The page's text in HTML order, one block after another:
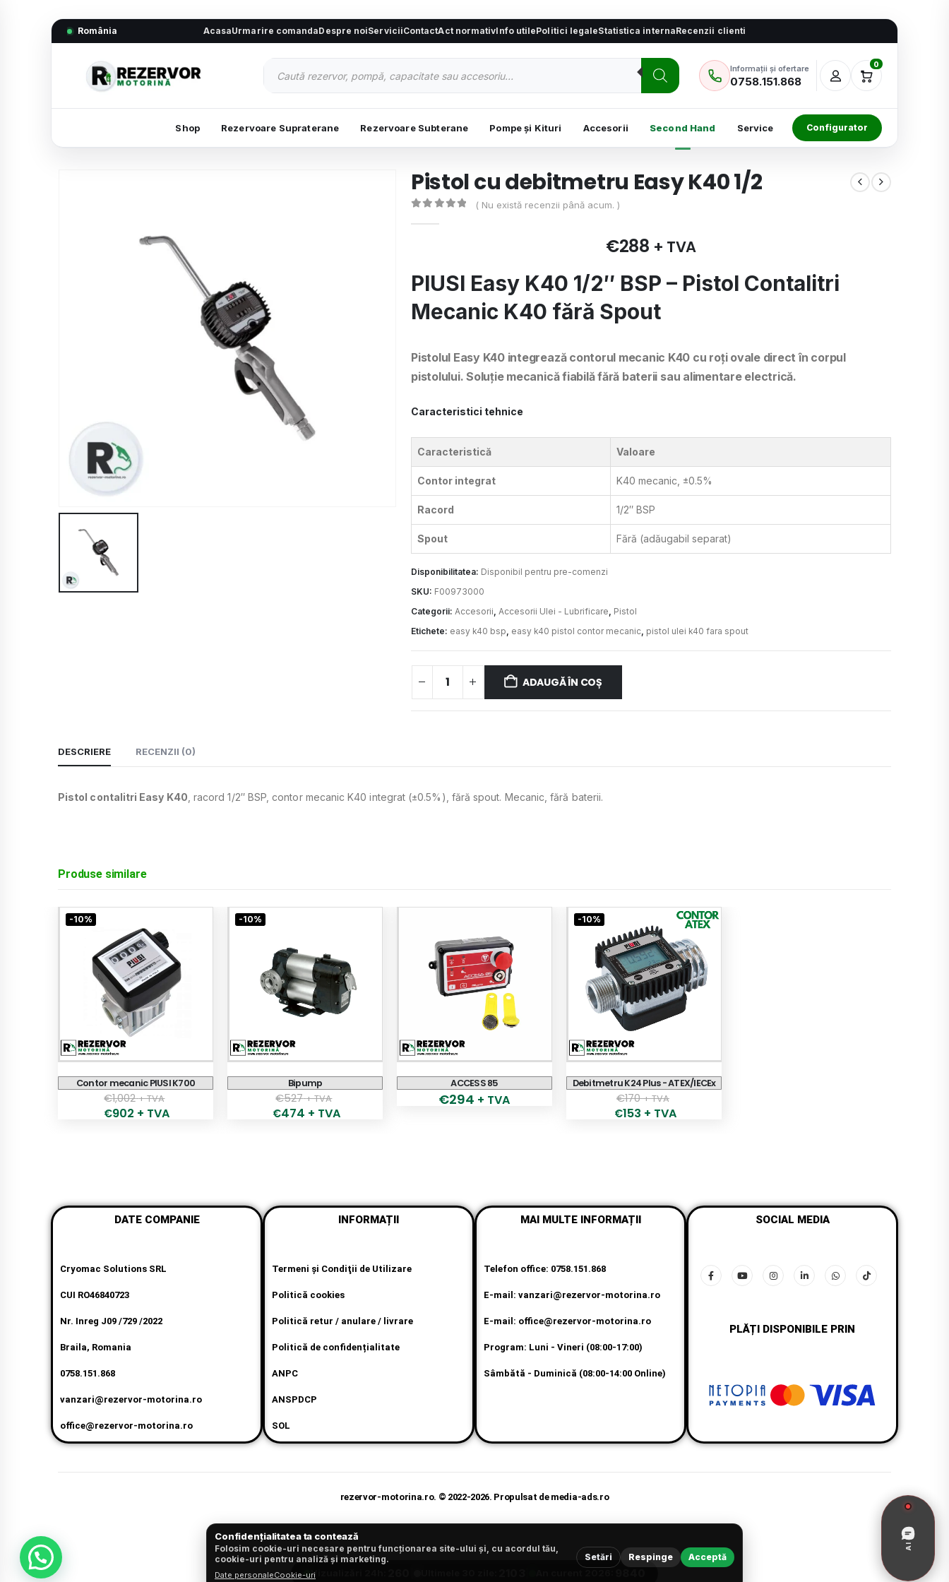
România AcasaUrmarire comandaDespre noiServiciiContactAct normativInfo utilePolitici legaleStatistica internaRecenzii clienti
Informații și ofertare
0758.151.868
0
Shop Rezervoare Supraterane Rezervoare Subterane Pompe și Kituri Accesorii Second Hand Service Configurator
Pistol cu debitmetru Easy K40 1/2
( Nu există recenzii până acum. )
€288 + TVA
PIUSI Easy K40 1/2″ BSP – Pistol Contalitri
Mecanic K40 fără Spout
Pistolul Easy K40 integrează contorul mecanic K40 cu roți ovale direct în corpul
pistolului. Soluție mecanică fiabilă fără baterii sau alimentare electrică.
Caracteristici tehnice
Caracteristică Valoare
Contor integrat K40 mecanic, ±0.5%
Racord 1/2″ BSP
Spout Fără (adăugabil separat)
Disponibilitatea: Disponibil pentru pre-comenzi
SKU: F00973000
Categorii: Accesorii, Accesorii Ulei - Lubrificare, Pistol
Etichete: easy k40 bsp, easy k40 pistol contor mecanic, pistol ulei k40 fara spout
ADAUGĂ ÎN COȘ
DESCRIERE RECENZII (0)
Pistol contalitri Easy K40 , racord 1/2″ BSP, contor mecanic K40 integrat (±0.5%), fără spout. Mecanic, fără baterii.
Produse similare
-10%
Contor mecanic PIUSI K700
€1,002 + TVA
€902 + TVA
-10%
Bipump
€527 + TVA
€474 + TVA
ACCESS 85
€294 + TVA
-10%
Debitmetru K24 Plus - ATEX/IECEx
€170 + TVA
€153 + TVA
DATE COMPANIE
Cryomac Solutions SRL
CUI RO46840723
Nr. Inreg J09 /729 /2022
Braila, Romania
0758.151.868
vanzari@rezervor-motorina.ro
office@rezervor-motorina.ro
INFORMAȚII
Termeni şi Condiţii de Utilizare
Politică cookies
Politică retur / anulare / livrare
Politică de confidențialitate
ANPC
ANSPDCP
SOL
MAI MULTE INFORMAȚII
Telefon office: 0758.151.868
E-mail: vanzari@rezervor-motorina.ro
E-mail: office@rezervor-motorina.ro
Program: Luni - Vineri (08:00-17:00)
Sâmbătă - Duminică (08:00-14:00 Online)
SOCIAL MEDIA
PLĂȚI DISPONIBILE PRIN
rezervor-motorina.ro. © 2022-2026. Propulsat de media-ads.ro
Confidențialitatea ta contează
Folosim cookie-uri necesare pentru funcționarea site-ului și, cu acordul tău,
cookie-uri pentru analiză și marketing.
Date personaleCookie-uri
Setări Respinge Acceptă
AI
Vizualizări 24h: